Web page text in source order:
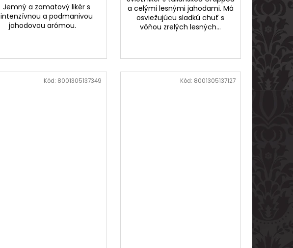
Jemný a zamatový likér s
intenzívnou a podmanivou
jahodovou arómou.
a celými lesnými jahodami. Má
osviežujúcu sladkú chuť s
vôňou zrelých lesných...
Kód: 8001305137349 Kód: 8001305137127